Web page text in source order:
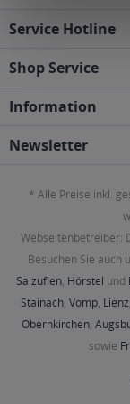
Service Hotline
Shop Service
Information
Newsletter
* Alle Preise inkl.
Webseitenbetreiber:
Besuchen Sie auch
Salzuflen, Hörstel und
Stainach, Vomp, Lienz
Obernkirchen,
sowie